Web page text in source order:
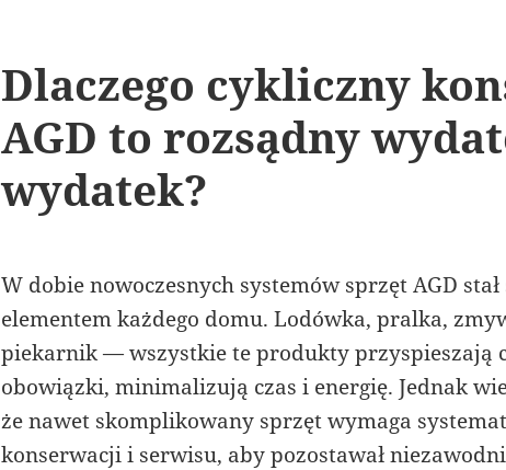
Dlaczego cykliczny
AGD to rozsądny
wydatek?
W dobie nowoczesnych systemów sprzęt AGD stał
elementem każdego domu. Lodówka, pralka,
piekarnik — wszystkie te produkty przyspieszają
obowiązki, minimalizują czas i energię. Jednak
że nawet skomplikowany sprzęt wymaga
konserwacji i serwisu, aby pozostawał